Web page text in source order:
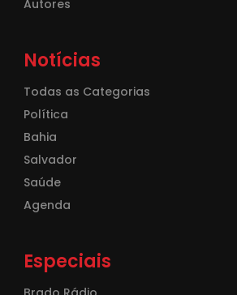
Autores
Notícias
Todas as Categorias
Política
Bahia
Salvador
Saúde
Agenda
Especiais